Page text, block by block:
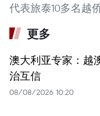
代表旅泰10多名越
更多
澳大利亚专家：越
治互信
08/08/2026 10:20